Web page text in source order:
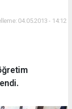
04.05.2013 - 14:12